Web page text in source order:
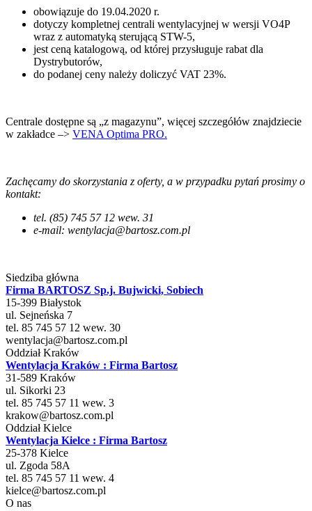
obowiązuje do 19.04.2020 r.
dotyczy kompletnej centrali wentylacyjnej w wersji VO4P
wraz z automatyką sterującą STW-5,
jest ceną katalogową, od której przysługuje rabat dla
Dystrybutorów,
do podanej ceny należy doliczyć VAT 23%.
Centrale dostępne są „z magazynu”, więcej szczegółów znajdziecie
w zakładce –> VENA Optima PRO.
Zachęcamy do skorzystania z oferty, a w przypadku pytań prosimy o
kontakt:
tel. (85) 745 57 12 wew. 31
e-mail: wentylacja@bartosz.com.pl
Siedziba główna
Firma BARTOSZ Sp.j. Bujwicki, Sobiech
15-399 Białystok
ul. Sejneńska 7
tel. 85 745 57 12 wew. 30
wentylacja@bartosz.com.pl
Oddział Kraków
Wentylacja Kraków : Firma Bartosz
31-589 Kraków
ul. Sikorki 23
tel. 85 745 57 11 wew. 3
krakow@bartosz.com.pl
Oddział Kielce
Wentylacja Kielce : Firma Bartosz
25-378 Kielce
ul. Zgoda 58A
tel. 85 745 57 11 wew. 4
kielce@bartosz.com.pl
O nas